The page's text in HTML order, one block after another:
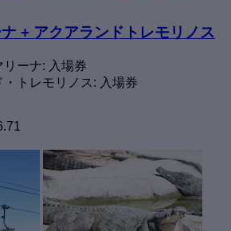
+ アクアランドトレモリノス
ーナ: 入場券
・トレモリノス: 入場券